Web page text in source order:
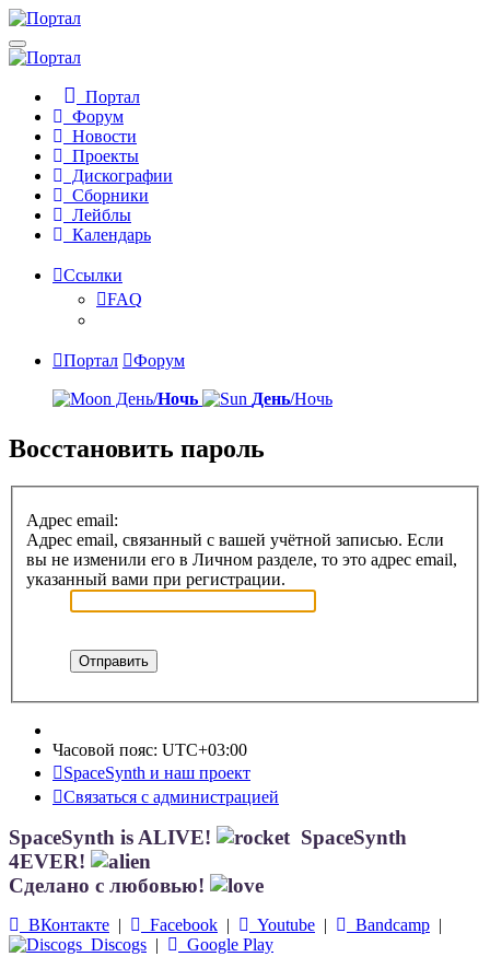
Портал
Форум
Новости
Проекты
Дискографии
Сборники
Лейблы
Календарь
Ссылки
FAQ
Портал Форум
День/Ночь День/Ночь
Восстановить пароль
Адрес email:
Адрес email, связанный с вашей учётной записью. Если
вы не изменили его в Личном разделе, то это адрес email,
указанный вами при регистрации.
Часовой пояс: UTC+03:00
SpaceSynth и наш проект
Связаться с администрацией
SpaceSynth is ALIVE!
SpaceSynth
4EVER!
Сделано с любовью!
ВКонтакте | Facebook | Youtube | Bandcamp |
Discogs | Google Play